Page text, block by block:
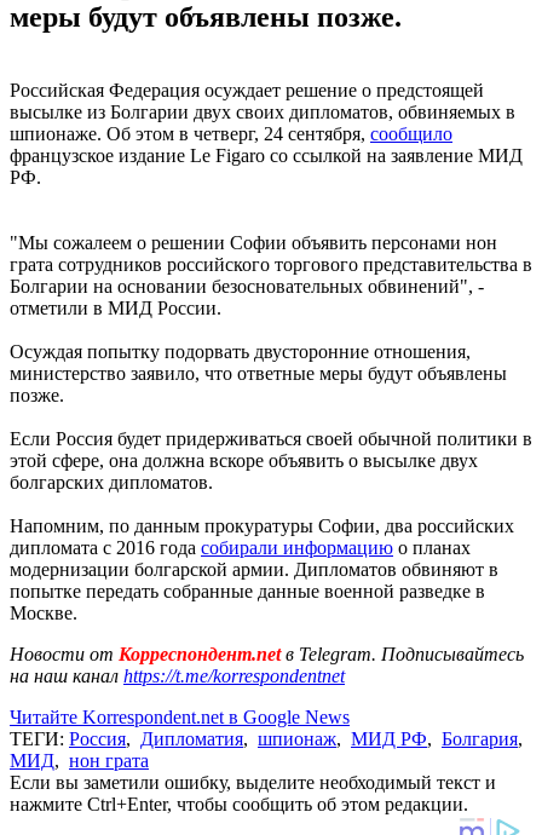
меры будут объявлены позже.
Российская Федерация осуждает решение о предстоящей
высылке из Болгарии двух своих дипломатов, обвиняемых в
шпионаже. Об этом в четверг, 24 сентября, сообщило
французское издание Le Figaro со ссылкой на заявление МИД
РФ.
"Мы сожалеем о решении Софии объявить персонами нон
грата сотрудников российского торгового представительства в
Болгарии на основании безосновательных обвинений", -
отметили в МИД России.
Осуждая попытку подорвать двусторонние отношения,
министерство заявило, что ответные меры будут объявлены
позже.
Если Россия будет придерживаться своей обычной политики в
этой сфере, она должна вскоре объявить о высылке двух
болгарских дипломатов.
Напомним, по данным прокуратуры Софии, два российских
дипломата с 2016 года собирали информацию о планах
модернизации болгарской армии. Дипломатов обвиняют в
попытке передать собранные данные военной разведке в
Москве.
Новости от Корреспондент.netв Telegram. Подписывайтесь
на наш канал https://t.me/korrespondentnet
Читайте Korrespondent.net в Google News
ТЕГИ: Россия, Дипломатия, шпионаж, МИД РФ, Болгария,
МИД, нон грата
Если вы заметили ошибку, выделите необходимый текст и
нажмите Ctrl+Enter, чтобы сообщить об этом редакции.